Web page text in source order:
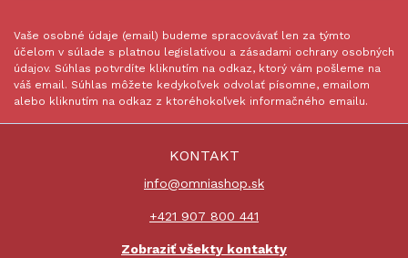
Vaše osobné údaje (email) budeme spracovávať len za týmto
účelom v súlade s platnou legislatívou a zásadami ochrany osobných
údajov. Súhlas potvrdíte kliknutím na odkaz, ktorý vám pošleme na
váš email. Súhlas môžete kedykoľvek odvolať písomne, emailom
alebo kliknutím na odkaz z ktoréhokoľvek informačného emailu.
KONTAKT
info@omniashop.sk
+421 907 800 441
Zobraziť všekty kontakty